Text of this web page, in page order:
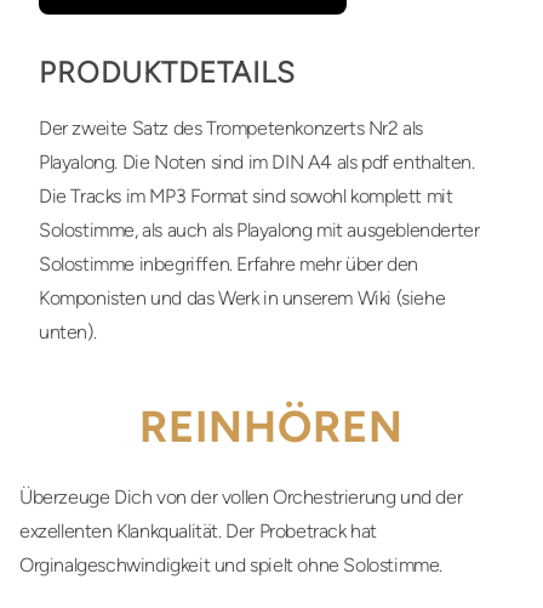
PRODUKTDETAILS
Der zweite Satz des Trompetenkonzerts Nr2 als
Playalong. Die Noten sind im DIN A4 als pdf enthalten.
Die Tracks im MP3 Format sind sowohl komplett mit
Solostimme, als auch als Playalong mit ausgeblenderter
Solostimme inbegriffen. Erfahre mehr über den
Komponisten und das Werk in unserem Wiki (siehe
unten).
REINHÖREN
Überzeuge Dich von der vollen Orchestrierung und der
exzellenten Klankqualität. Der Probetrack hat
Orginalgeschwindigkeit und spielt ohne Solostimme.